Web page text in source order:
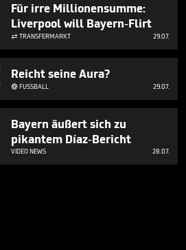
Für irre Millionensumme:
Liverpool will Bayern-Flirt
 TRANSFERMARKT 29.07.
Reicht seine Aura?
FUSSBALL 29.07.
Bayern äußert sich zu
pikantem Díaz-Bericht
VIDEO NEWS 28.07.